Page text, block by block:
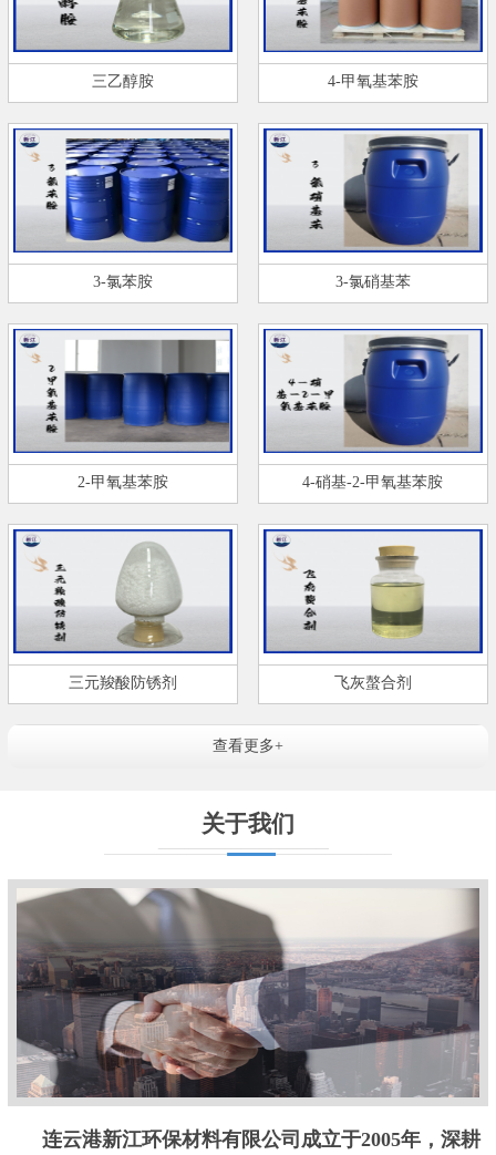
三乙醇胺 4-甲氧基苯胺
3-氯苯胺 3-氯硝基苯
2-甲氧基苯胺 4-硝基-2-甲氧基苯胺
三元羧酸防锈剂 飞灰螯合剂
查看更多+
关于我们
连云港新江环保材料有限公司成立于2005年，深耕